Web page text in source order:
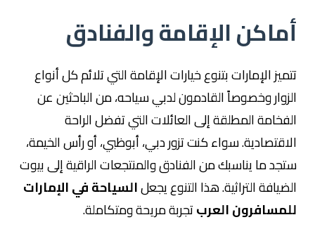
أماكن الإقامة والفنادق
تتميز الإمارات بتنوع خيارات الإقامة التي تلائم كل أنواع
الزوار وخصوصاً القادمون لدبي سياحه، من الباحثين عن
الفخامة المطلقة إلى العائلات التي تفضل الراحة
الاقتصادية. سواء كنت تزور دبي، أبوظبي، أو رأس الخيمة،
ستجد ما يناسبك من الفنادق والمنتجعات الراقية إلى بيوت
الضيافة التراثية. هذا التنوع يجعلالسياحة في الإمارات
للمسافرون العربتجربة مريحة ومتكاملة.